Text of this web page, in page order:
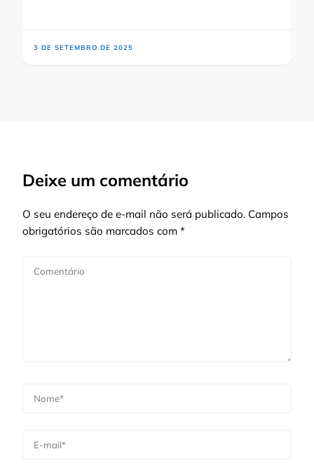
3 DE SETEMBRO DE 2025
Deixe um comentário
O seu endereço de e-mail não será publicado. Campos
obrigatórios são marcados com *